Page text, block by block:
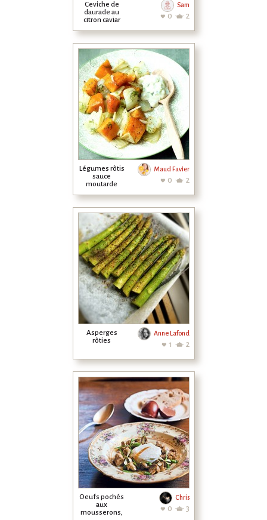
Ceviche de
daurade au
citron caviar
Sam
0 2
Légumes rôtis
sauce
moutarde
Maud Favier
0 2
Asperges
rôties
Anne Lafond
1 2
Oeufs pochés
aux
mousserons,
Chris
0 3